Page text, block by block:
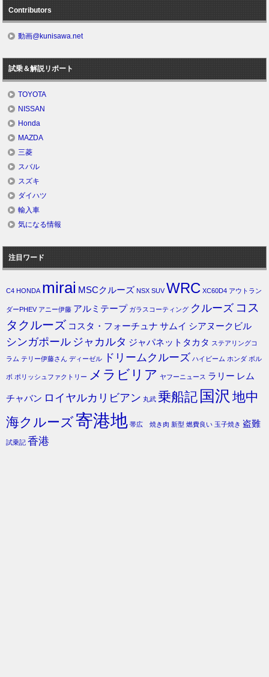
Contributors
動画@kunisawa.net
試乗＆解説リポート
TOYOTA
NISSAN
Honda
MAZDA
三菱
スバル
スズキ
ダイハツ
輸入車
気になる情報
注目ワード
C4 HONDA mirai MSCクルーズ NSX SUV WRC XC60D4 アウトラン
ダーPHEV アニー伊藤 アルミテープ ガラスコーティング クルーズ コス
タクルーズ コスタ・フォーチュナ サムイ シアヌークビル
シンガポール ジャカルタ ジャパネットタカタ ステアリングコ
ラム テリー伊藤さん ディーゼル ドリームクルーズ ハイビーム ホンダ ボル
ボ ポリッシュファクトリー メラビリア ヤフーニュース ラリー レム
チャバン ロイヤルカリビアン 丸武 乗船記 国沢 地中
海クルーズ寄港地 帯広 焼き肉 新型 燃費良い 玉子焼き 盗難
試乗記 香港